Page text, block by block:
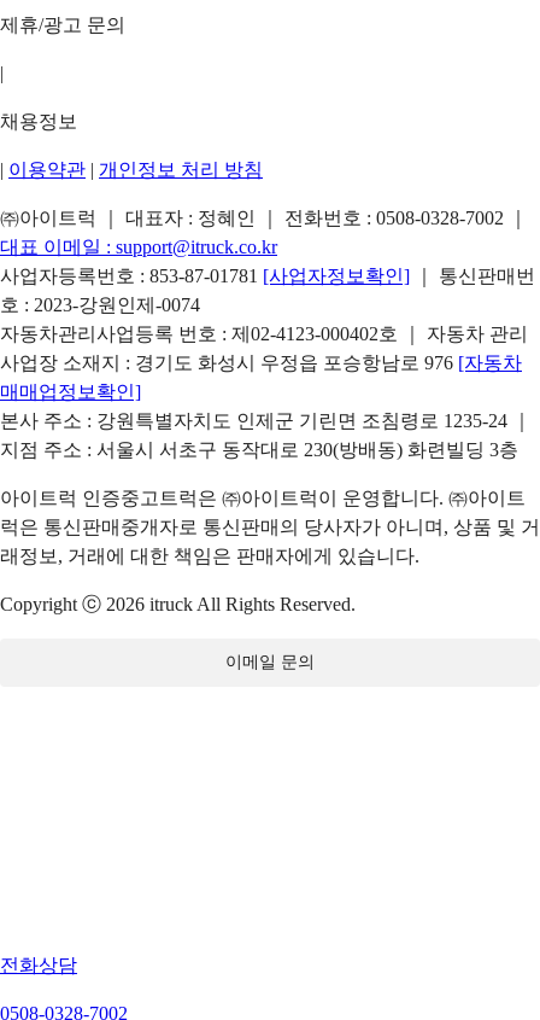
제휴/광고 문의
|
채용정보
| 이용약관 | 개인정보 처리 방침
㈜아이트럭 ｜ 대표자 : 정혜인 ｜ 전화번호 : 0508-0328-7002
대표 이메일 : support@itruck.co.kr
사업자등록번호 : 853-87-01781 [사업자정보확인]
｜ 통신판매번
호 : 2023-강원인제-0074
자동차관리사업등록 번호 : 제02-4123-000402호 ｜ 자동차 관리
사업장 소재지 : 경기도 화성시 우정읍 포승항남로 976 [자동차
매매업정보확인]
본사 주소 : 강원특별자치도 인제군 기린면 조침령로 1235-24 ｜
지점 주소 : 서울시 서초구 동작대로 230(방배동) 화련빌딩 3층
아이트럭 인증중고트럭은 ㈜아이트럭이 운영합니다. ㈜아이트
럭은 통신판매중개자로 통신판매의 당사자가 아니며, 상품 및 거
래정보, 거래에 대한 책임은 판매자에게 있습니다.
Copyright ⓒ 2026 itruck All Rights Reserved.
이메일 문의
전화상담
0508-0328-7002